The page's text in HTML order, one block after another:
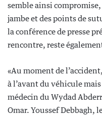
semble ainsi compromise,
jambe et des points de
la conférence de presse
rencontre, reste
«Au moment de
à l’avant du véhicule
médecin du Wydad
Omar. Youssef Debbagh,